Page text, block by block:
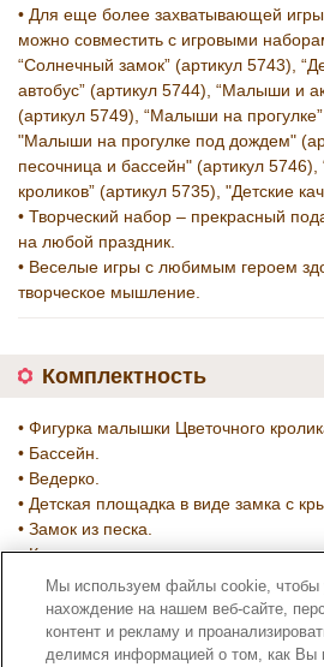
• Для еще более захватывающей игры
можно совместить с игровыми
“Солнечный замок” (артикул 5743),
автобус” (артикул 5744), “Малыши и
(артикул 5749), “Малыши на прогулке”
"Малыши на прогулке под дождем"
песочница и бассейн" (артикул
кроликов” (артикул 5735), "Детские
• Творческий набор – прекрасный
на любой праздник.
• Веселые игры с любимым героем
творческое мышление.
Комплектность
• Фигурка малышки Цветочного
• Бассейн.
• Ведерко.
• Детская площадка в виде замка с
• Замок из песка.
• Куча песка.
• Мяч.
• Песочница.
• Совок.
Мы используем файлы cookie,
нахождение на нашем веб-сайте,
контент и рекламу и
делимся информацией о том, как Вы